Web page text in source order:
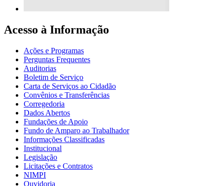
Acesso à Informação
Ações e Programas
Perguntas Frequentes
Auditorias
Boletim de Serviço
Carta de Serviços ao Cidadão
Convênios e Transferências
Corregedoria
Dados Abertos
Fundações de Apoio
Fundo de Amparo ao Trabalhador
Informações Classificadas
Institucional
Legislação
Licitações e Contratos
NIMPI
Ouvidoria